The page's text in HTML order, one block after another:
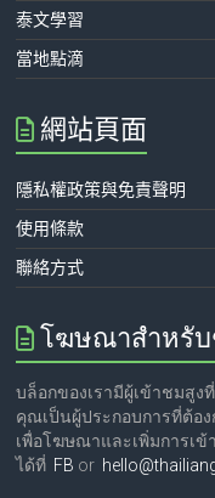
泰文學習
當地點滴
網站頁面
隱私權政策與免責聲明
使用條款
聯絡方式
โฆษณาสำหรับ
บล็อกของเรามีผู้เข้าชมสูง
คุณเป็นผู้ประกอบการที่ต้อ
เพื่อโฆษณาและเพิ่มการเข้
ได้ที่ FB or